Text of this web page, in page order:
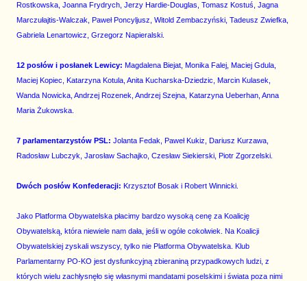
Rostkowska, Joanna Frydrych, Jerzy Hardie-Douglas, Tomasz Kostuś, Jagna
Marczułajtis-Walczak, Paweł Poncyljusz, Witold Zembaczyński, Tadeusz Zwiefka,
Gabriela Lenartowicz, Grzegorz Napieralski.
12 posłów i posłanek Lewicy: Magdalena Biejat, Monika Falej, Maciej Gdula,
Maciej Kopiec, Katarzyna Kotula, Anita Kucharska-Dziedzic, Marcin Kulasek,
Wanda Nowicka, Andrzej Rozenek, Andrzej Szejna, Katarzyna Ueberhan, Anna
Maria Żukowska.
7 parlamentarzystów PSL: Jolanta Fedak, Paweł Kukiz, Dariusz Kurzawa,
Radosław Lubczyk, Jarosław Sachajko, Czesław Siekierski, Piotr Zgorzelski.
Dwóch posłów Konfederacji: Krzysztof Bosak i Robert Winnicki.
Jako Platforma Obywatelska płacimy bardzo wysoką cenę za Koalicję
Obywatelską, która niewiele nam dała, jeśli w ogóle cokolwiek. Na Koalicji
Obywatelskiej zyskali wszyscy, tylko nie Platforma Obywatelska. Klub
Parlamentarny PO-KO jest dysfunkcyjną zbieraniną przypadkowych ludzi, z
których wielu zachłysnęło się własnymi mandatami poselskimi i świata poza nimi